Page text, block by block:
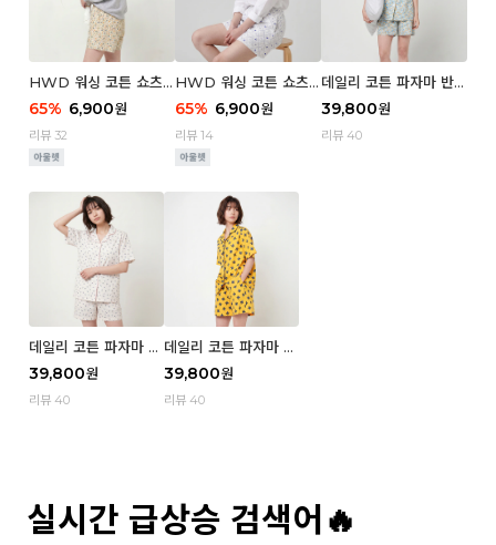
HWD 워싱 코튼 쇼츠
(우먼) - 02 Retro flo
wer
65% 6,900원
리뷰 32
HWD 워싱 코튼 쇼츠
(우먼) - 01 Blue whal
e
65% 6,900원
리뷰 14
데일리 코튼 파자마 반팔
세트 (우먼) - 03 Sum
mer lane
39,800원
리뷰 40
데일리 코튼 파자마 반
팔 세트 (우먼) - 02
Blue cherry
39,800원
리뷰 40
데일리 코튼 파자마 반
팔 세트 (우먼) - 01 Mi
z
39,800원
리뷰 40
실시간 급상승 검색어🔥